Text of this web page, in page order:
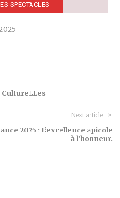
SPECTACLES
CultureLLes
Next article
2025 : L’excellence apicole
à l’honneur.